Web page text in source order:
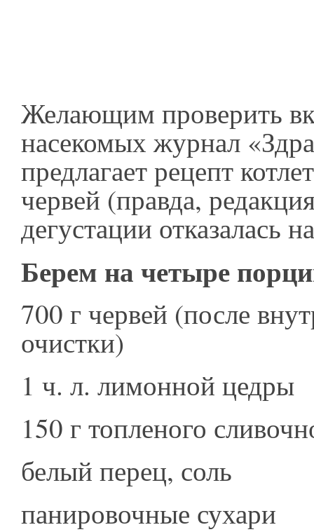
Желающим проверить
насекомых журнал
предлагает рецепт
червей (правда,
дегустации отказалась
Берем на четыре
700 г червей (после
очистки)
1 ч. л. лимонной цедры
150 г топленого
белый перец, соль
панировочные сухари